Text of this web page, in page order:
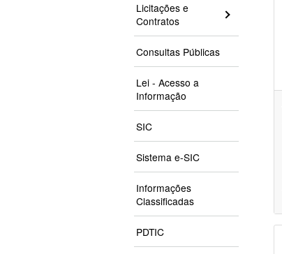
Licitações e
Contratos
Consultas Públicas
Lei - Acesso a
Informação
SIC
Sistema e-SIC
Informações
Classificadas
PDTIC